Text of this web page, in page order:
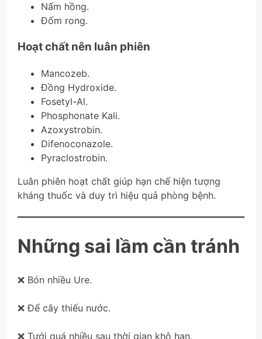
Nấm hồng.
Đốm rong.
Hoạt chất nên luân phiên
Mancozeb.
Đồng Hydroxide.
Fosetyl-Al.
Phosphonate Kali.
Azoxystrobin.
Difenoconazole.
Pyraclostrobin.
Luân phiên hoạt chất giúp hạn chế hiện tượng
kháng thuốc và duy trì hiệu quả phòng bệnh.
Những sai lầm cần tránh
❌ Bón nhiều Ure.
❌ Để cây thiếu nước.
❌ Tưới quá nhiều sau thời gian khô hạn.